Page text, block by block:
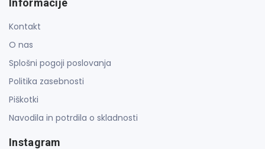
Kontakt
O nas
Splošni pogoji poslovanja
Politika zasebnosti
Piškotki
Navodila in potrdila o skladnosti
Instagram